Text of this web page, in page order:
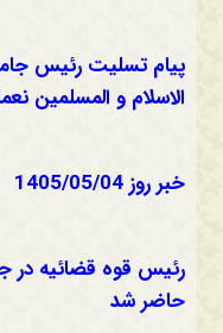
پیام تسلیت رئیس
الاسلام و المسلمین
خبر روز 1405/05/04
رئیس قوه قضائیه در
حاضر شد